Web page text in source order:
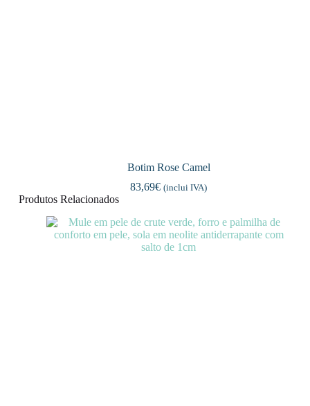
Botim Rose Camel
83,69€ (inclui IVA)
Produtos Relacionados